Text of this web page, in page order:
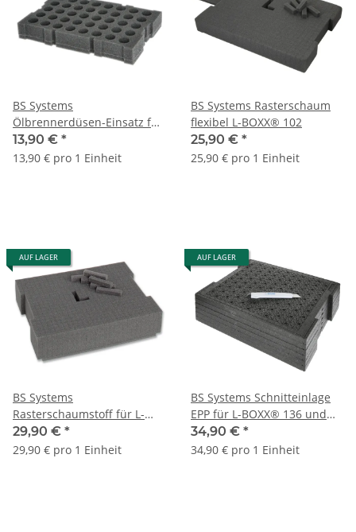
BS Systems
Ölbrennerdüsen-Einsatz für
L-BOXX® Mini
13,90 € *
13,90 € pro 1 Einheit
BS Systems Rasterschaum
flexibel L-BOXX® 102
25,90 € *
25,90 € pro 1 Einheit
AUF LAGER
BS Systems
Rasterschaumstoff für L-
BOXX® 136 und 306
29,90 € *
29,90 € pro 1 Einheit
AUF LAGER
BS Systems Schnitteinlage
EPP für L-BOXX® 136 und
306
34,90 € *
34,90 € pro 1 Einheit